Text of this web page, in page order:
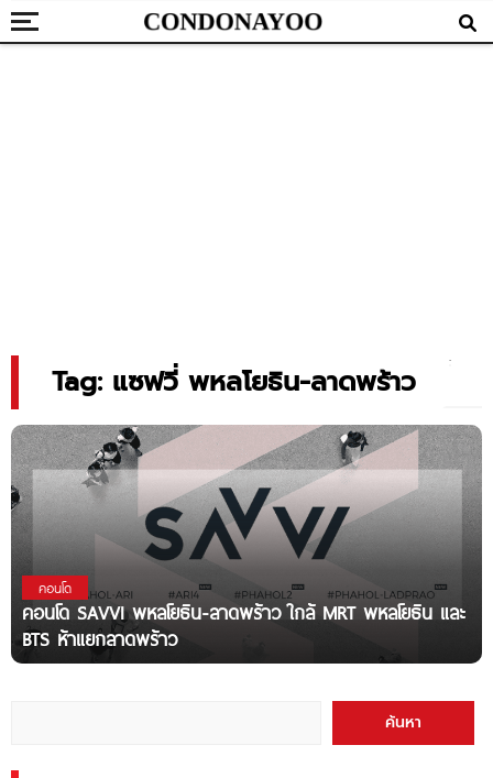
Tag: แซฟวี่ พหลโยธิน-ลาดพร้าว
คอนโด
คอนโด SAVVI พหลโยธิน-ลาดพร้าว ใกล้ MRT พหลโยธิน และ
BTS ห้าแยกลาดพร้าว
ค้นหา